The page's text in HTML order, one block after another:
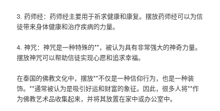
3. 药师经：药师经主要用于祈求健康和康复。摆放药师经可以为信
徒带来身体健康和治疗疾病的力量。
4. 神咒：神咒是一种特殊的**，被认为具有非常强大的神奇力量。
摆放神咒可以帮助信徒实现心愿和追求幸福。
在泰国的佛教文化中，摆放**不仅是一种信仰行为，也是一种装
饰。**通常被认为是吸引好运和财富的象征。因此，很多人将**作
为佛教艺术品收集起来，并将其放置在家中或办公室中。